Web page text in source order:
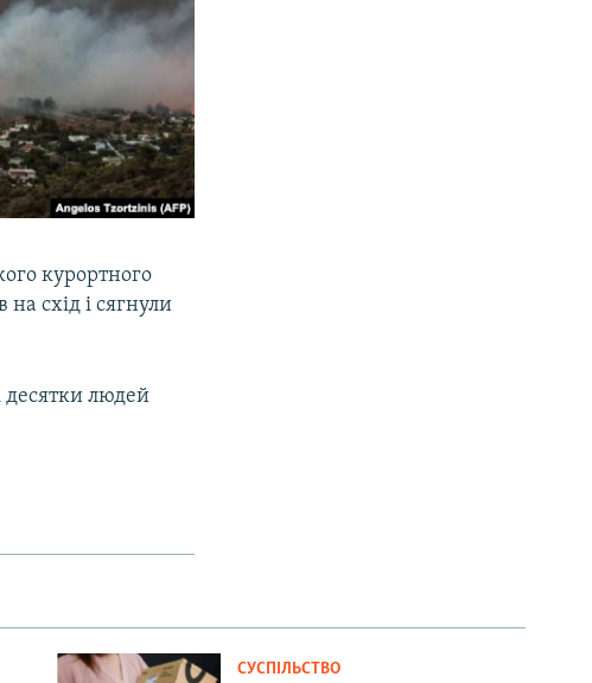
курортного
схід і сягнули
десятки людей
СУСПІЛЬСТВО